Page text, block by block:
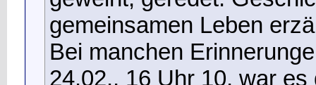
gemeinsamen Leben
Bei manchen
24.02., 16 Uhr 10, war